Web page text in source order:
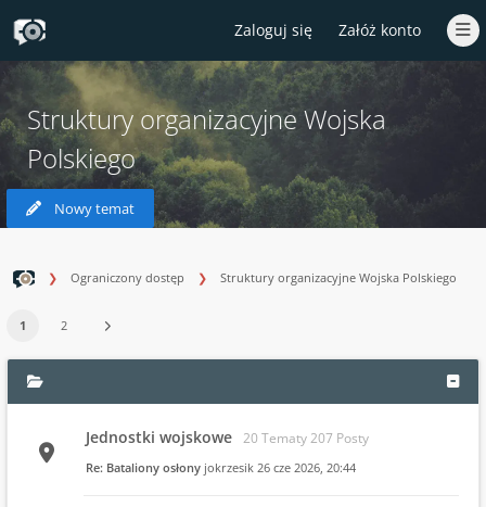
Zaloguj się Załóż konto
Struktury organizacyjne Wojska
Polskiego
Nowy temat
Ograniczony dostęp Struktury organizacyjne Wojska Polskiego
1 2
Jednostki wojskowe 20 Tematy 207 Posty
Re: Bataliony osłony jokrzesik 26 cze 2026, 20:44